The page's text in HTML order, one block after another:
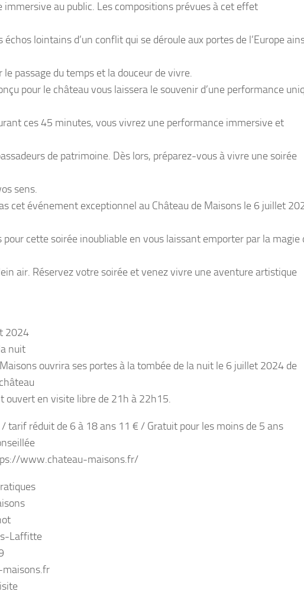
immersive au public. Les compositions prévues à cet effet
lointains d’un conflit qui se déroule aux portes de l’Europe
passage du temps et la douceur de vivre.
pour le château vous laissera le souvenir d’une performance
ces 45 minutes, vous vivrez une performance immersive et
de patrimoine. Dès lors, préparez-vous à vivre une soirée
sens.
cet événement exceptionnel au Château de Maisons le 6 juillet
cette soirée inoubliable en vous laissant emporter par la magie
air. Réservez votre soirée et venez vivre une aventure artistique
2024
nuit
ouvrira ses portes à la tombée de la nuit le 6 juillet 2024 de
ouvert en visite libre de 21h à 22h15.
tarif réduit de 6 à 18 ans 11 € / Gratuit pour les moins de 5 ans
www.chateau-maisons.fr/
Laffitte